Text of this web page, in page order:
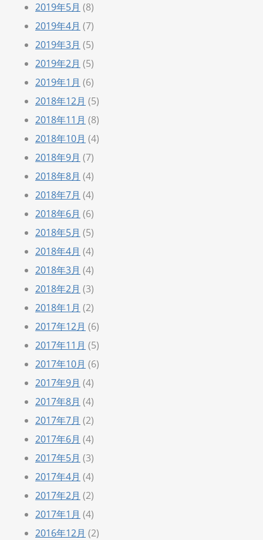
2019年5月 (8)
2019年4月 (7)
2019年3月 (5)
2019年2月 (5)
2019年1月 (6)
2018年12月 (5)
2018年11月 (8)
2018年10月 (4)
2018年9月 (7)
2018年8月 (4)
2018年7月 (4)
2018年6月 (6)
2018年5月 (5)
2018年4月 (4)
2018年3月 (4)
2018年2月 (3)
2018年1月 (2)
2017年12月 (6)
2017年11月 (5)
2017年10月 (6)
2017年9月 (4)
2017年8月 (4)
2017年7月 (2)
2017年6月 (4)
2017年5月 (3)
2017年4月 (4)
2017年2月 (2)
2017年1月 (4)
2016年12月 (2)